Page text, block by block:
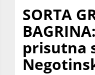
SORTA
prisutna